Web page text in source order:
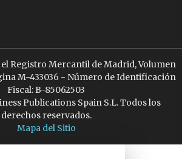
Registro Mercantil de Madrid, Volumen
M-433036 - Número de Identificación
Fiscal: B-85062503
Publications Spain S.L. Todos los
derechos reservados.
Mapa del Sitio